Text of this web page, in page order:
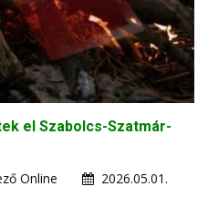
el Szabolcs-Szatmár-
Online
2026.05.01.